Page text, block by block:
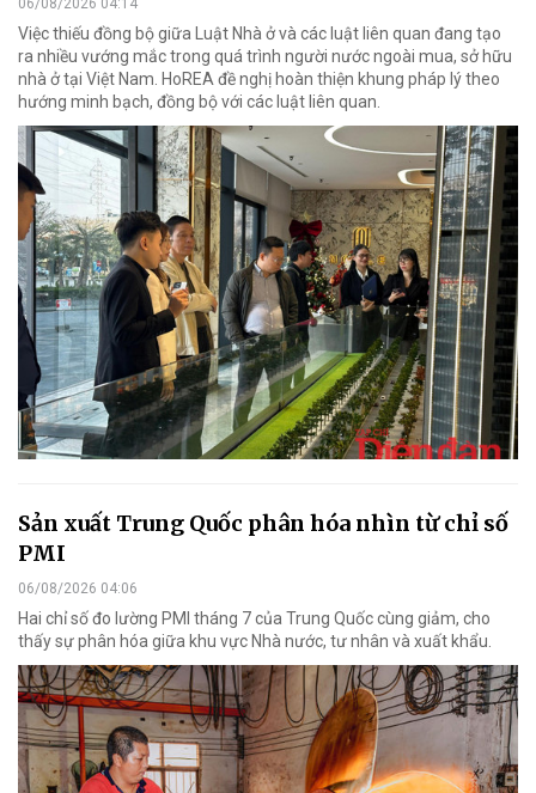
06/08/2026 04:14
Việc thiếu đồng bộ giữa Luật Nhà ở và các luật liên quan đang tạo
ra nhiều vướng mắc trong quá trình người nước ngoài mua, sở hữu
nhà ở tại Việt Nam. HoREA đề nghị hoàn thiện khung pháp lý theo
hướng minh bạch, đồng bộ với các luật liên quan.
Sản xuất Trung Quốc phân hóa nhìn từ chỉ số
PMI
06/08/2026 04:06
Hai chỉ số đo lường PMI tháng 7 của Trung Quốc cùng giảm, cho
thấy sự phân hóa giữa khu vực Nhà nước, tư nhân và xuất khẩu.